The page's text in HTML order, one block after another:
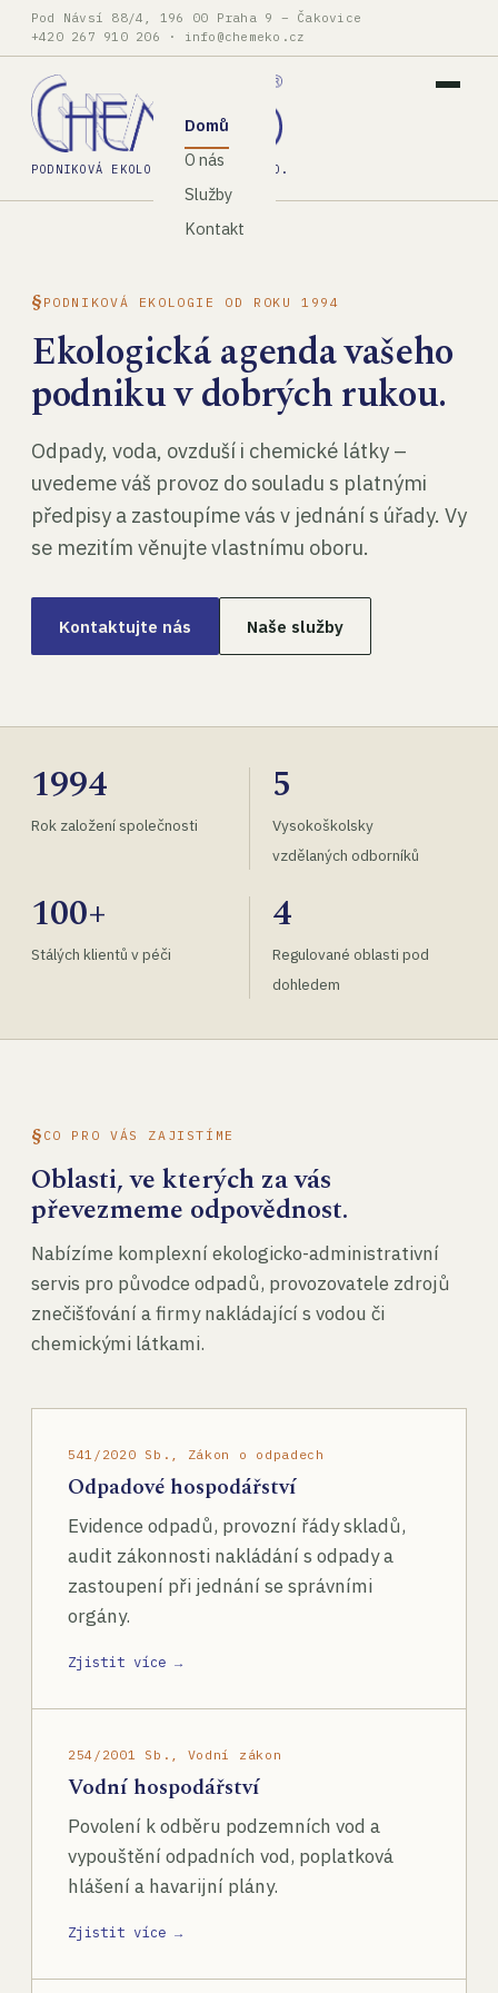
Pod Návsí 88/4, 196 00 Praha 9 – Čakovice
+420 267 910 206 · info@chemeko.cz
PODNIKOVÁ EKOLOGIE, SPOL. S R.O.
Domů
O nás
Služby
Kontakt
PODNIKOVÁ EKOLOGIE OD ROKU 1994
Ekologická agenda vašeho
podniku v dobrých rukou.
Odpady, voda, ovzduší i chemické látky –
uvedeme váš provoz do souladu s platnými
předpisy a zastoupíme vás v jednání s úřady. Vy
se mezitím věnujte vlastnímu oboru.
Kontaktujte nás Naše služby
1994
Rok založení společnosti
5
Vysokoškolsky
vzdělaných odborníků
100+
Stálých klientů v péči
4
Regulované oblasti pod
dohledem
CO PRO VÁS ZAJISTÍME
Oblasti, ve kterých za vás
převezmeme odpovědnost.
Nabízíme komplexní ekologicko-administrativní
servis pro původce odpadů, provozovatele zdrojů
znečišťování a firmy nakládající s vodou či
chemickými látkami.
541/2020 Sb., Zákon o odpadech
Odpadové hospodářství
Evidence odpadů, provozní řády skladů,
audit zákonnosti nakládání s odpady a
zastoupení při jednání se správními
orgány.
Zjistit více →
254/2001 Sb., Vodní zákon
Vodní hospodářství
Povolení k odběru podzemních vod a
vypouštění odpadních vod, poplatková
hlášení a havarijní plány.
Zjistit více →